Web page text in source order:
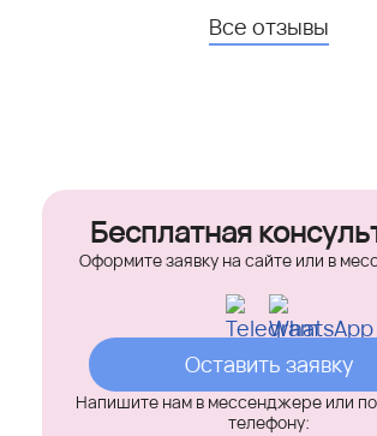
Все отзывы
Бесплатная
Оформите заявку на сайте или в
Оставить заявку
Напишите нам в мессенджере или
телефону: